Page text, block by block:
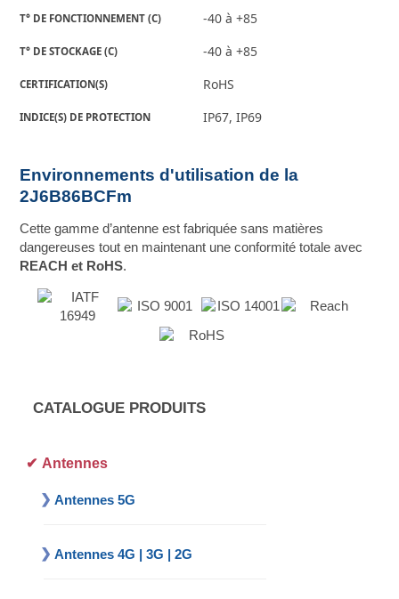
T° DE FONCTIONNEMENT (C) -40 à +85
T° DE STOCKAGE (C) -40 à +85
CERTIFICATION(S) RoHS
INDICE(S) DE PROTECTION IP67, IP69
Environnements d'utilisation de la
2J6B86BCFm
Cette gamme d’antenne est fabriquée sans matières
dangereuses tout en maintenant une conformité totale avec
REACH et RoHS.
CATALOGUE PRODUITS
Antennes
Antennes 5G
Antennes 4G | 3G | 2G